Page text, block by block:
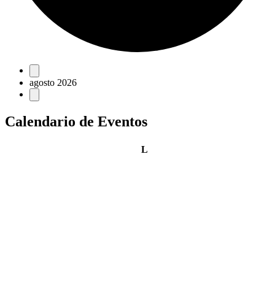
Eventos
agosto 2026
Calendario de Eventos
Llunes